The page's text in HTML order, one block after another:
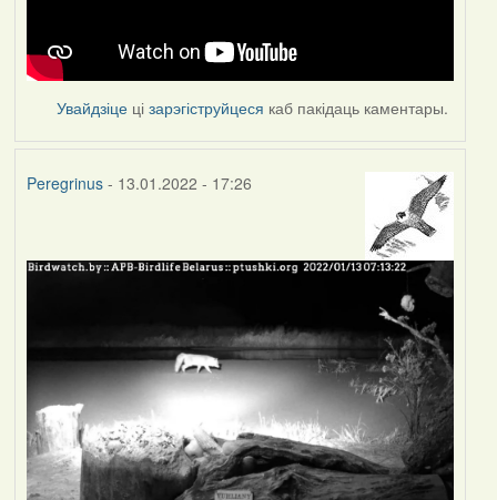
Увайдзіце цізарэгіструйцеся каб пакідаць каментары.
Peregrinus- 13.01.2022 - 17:26